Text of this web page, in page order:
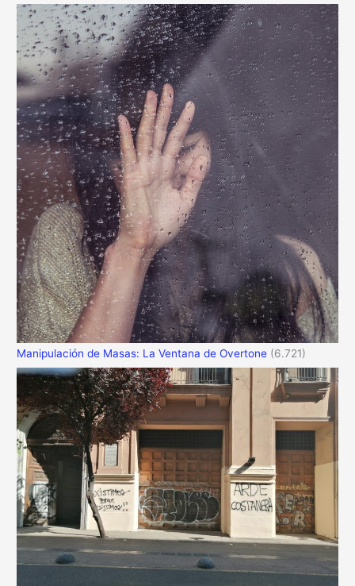
Manipulación de Masas: La Ventana de Overtone (6.721)